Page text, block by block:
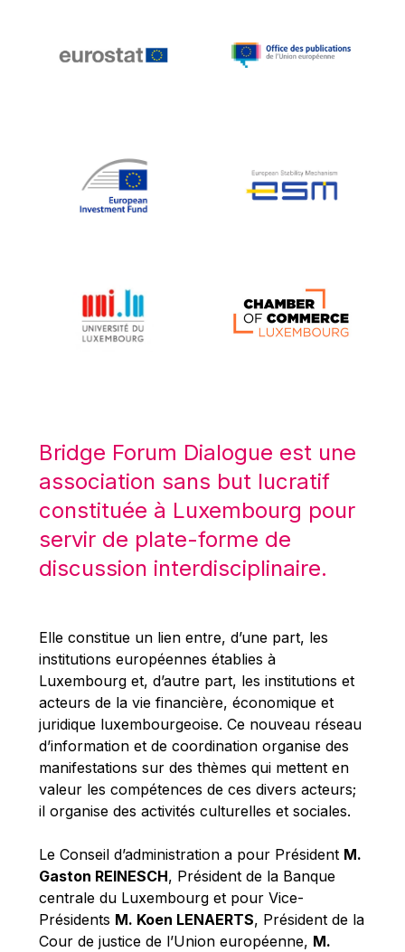
Bridge Forum Dialogue est une
association sans but lucratif
constituée à Luxembourg pour
servir de plate-forme de
discussion interdisciplinaire.
Elle constitue un lien entre, d’une part, les
institutions européennes établies à
Luxembourg et, d’autre part, les institutions et
acteurs de la vie financière, économique et
juridique luxembourgeoise. Ce nouveau réseau
d’information et de coordination organise des
manifestations sur des thèmes qui mettent en
valeur les compétences de ces divers acteurs;
il organise des activités culturelles et sociales.
Le Conseil d’administration a pour Président M.
Gaston REINESCH, Président de la Banque
centrale du Luxembourg et pour Vice-
Présidents M. Koen LENAERTS, Président de la
Cour de justice de l’Union européenne, M.